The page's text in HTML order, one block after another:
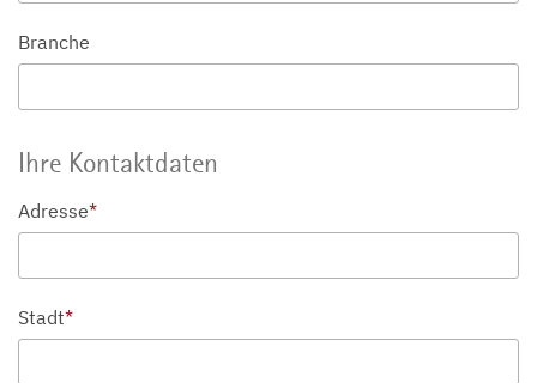
Branche
Ihre Kontaktdaten
Adresse*
Stadt*